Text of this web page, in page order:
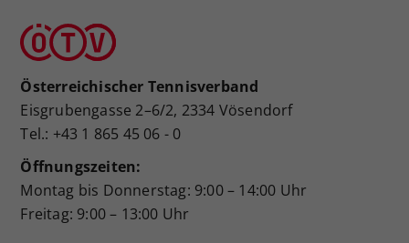
Österreichischer Tennisverband
Eisgrubengasse 2–6/2, 2334 Vösendorf
Tel.: +43 1 865 45 06 - 0
Öffnungszeiten:
Montag bis Donnerstag: 9:00 – 14:00 Uhr
Freitag: 9:00 – 13:00 Uhr